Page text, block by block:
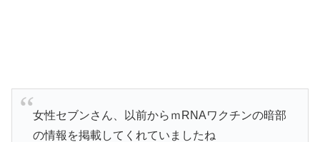
女性セブンさん、以前からｍRNAワクチンの暗部
の情報を掲載してくれていましたね